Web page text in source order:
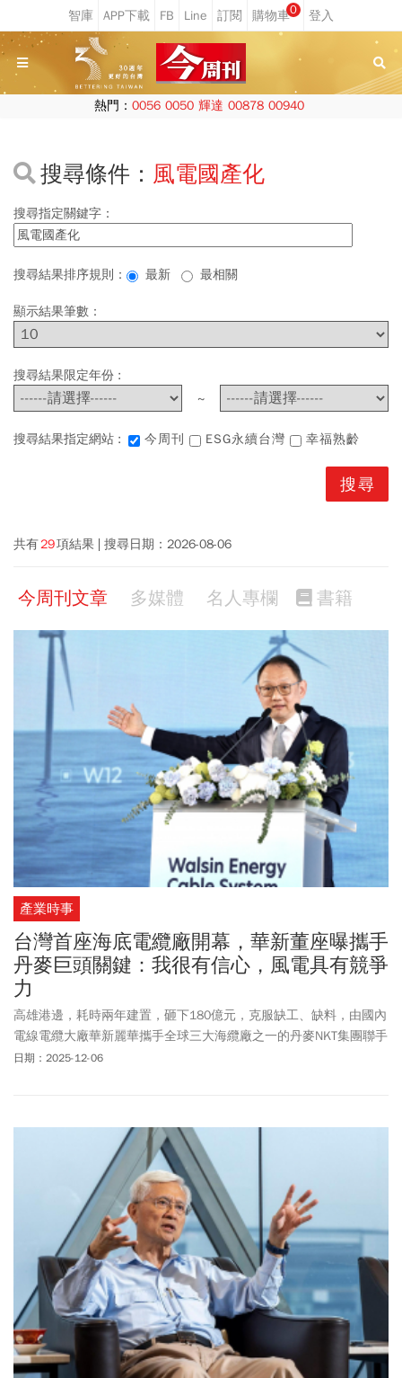
0
熱門： 0056 0050 輝達 00878 00940
搜尋條件： 風電國產化
搜尋指定關鍵字：
搜尋結果排序規則： 最新 最相關
顯示結果筆數：
搜尋結果限定年份 :
~
搜尋結果指定網站 : 今周刊 ESG永續台灣 幸福熟齡
共有29項結果 搜尋日期： 2026-08-06
今周刊文章 多媒體 名人專欄 書籍
產業時事
台灣首座海底電纜廠開幕，華新董座曝攜手
丹麥巨頭關鍵：我很有信心，風電具有競爭
力
高雄港邊，耗時兩年建置，砸下180億元，克服缺工、缺料，由國內
電線電纜大廠華新麗華攜手全球三大海纜廠之一的丹麥NKT集團聯手
打造的台灣首座海底電纜廠，正式完工。這，是國產海纜發展的關
日期：2025-12-06